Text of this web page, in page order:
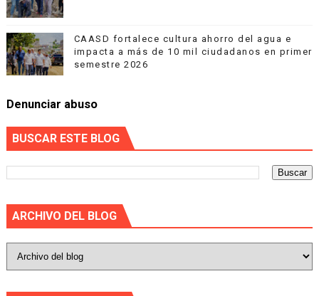
CAASD fortalece cultura ahorro del agua e
impacta a más de 10 mil ciudadanos en primer
semestre 2026
Denunciar abuso
BUSCAR ESTE BLOG
ARCHIVO DEL BLOG